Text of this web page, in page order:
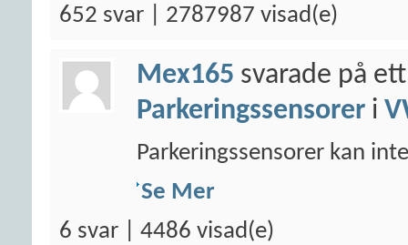
652 svar | 2787987 visad(e)
Mex165 svarade på
Parkeringssensorer i
Parkeringssensorer kan
Se Mer
6 svar | 4486 visad(e)